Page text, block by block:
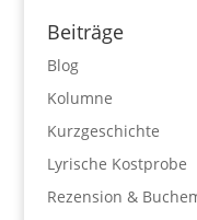
Beiträge
Blog
Kolumne
Kurzgeschichte
Lyrische Kostprobe
Rezension &